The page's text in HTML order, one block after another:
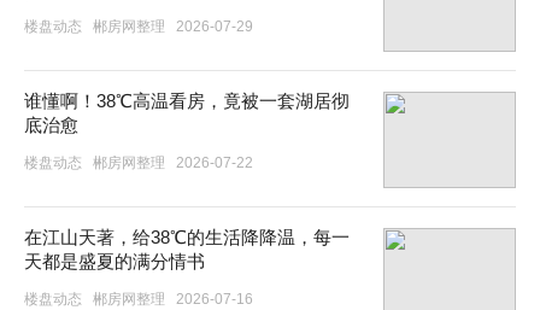
楼盘动态 郴房网整理 2026-07-29
谁懂啊！38℃高温看房，竟被一套湖居彻
底治愈
楼盘动态 郴房网整理 2026-07-22
在江山天著，给38℃的生活降降温，每一
天都是盛夏的满分情书
楼盘动态 郴房网整理 2026-07-16